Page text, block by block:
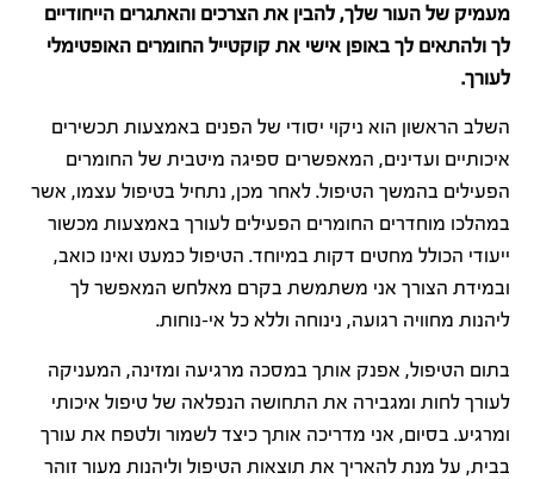
מעמיק של העור שלך, להבין את הצרכים והאתגרים הייחודיים
לך ולהתאים לך באופן אישי את קוקטייל החומרים האופטימלי
לעורך.
השלב הראשון הוא ניקוי יסודי של הפנים באמצעות תכשירים
איכותיים ועדינים, המאפשרים ספיגה מיטבית של החומרים
הפעילים בהמשך הטיפול. לאחר מכן, נתחיל בטיפול עצמו, אשר
במהלכו מוחדרים החומרים הפעילים לעורך באמצעות מכשור
ייעודי הכולל מחטים דקות במיוחד. הטיפול כמעט ואינו כואב,
ובמידת הצורך אני משתמשת בקרם מאלחש המאפשר לך
ליהנות מחוויה רגועה, נינוחה וללא כל אי-נוחות.
בתום הטיפול, אפנק אותך במסכה מרגיעה ומזינה, המעניקה
לעורך לחות ומגבירה את התחושה הנפלאה של טיפול איכותי
ומרגיע. בסיום, אני מדריכה אותך כיצד לשמור ולטפח את עורך
בבית, על מנת להאריך את תוצאות הטיפול וליהנות מעור זוהר